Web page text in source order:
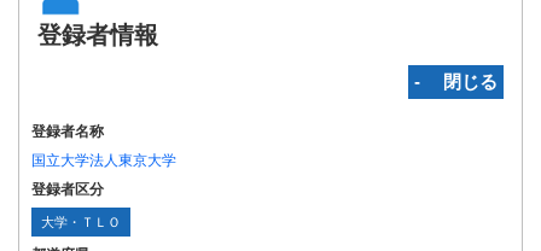
登録者情報
‐ 閉じる
登録者名称
国立大学法人東京大学
登録者区分
大学・ＴＬＯ